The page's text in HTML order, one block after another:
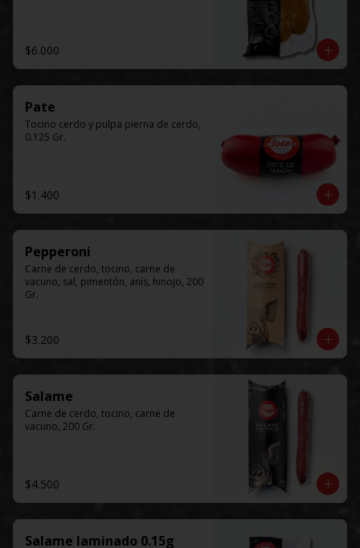
$6.000
Pate
Tocino cerdo y pulpa pierna de cerdo,
0.125 Gr.
$1.400
Pepperoni
Carne de cerdo, tocino, carne de
vacuno, sal, pimentón, anís, hinojo, 200
Gr.
$3.200
Salame
Carne de cerdo, tocino, carne de
vacuno, 200 Gr.
$4.500
Salame laminado 0.15g